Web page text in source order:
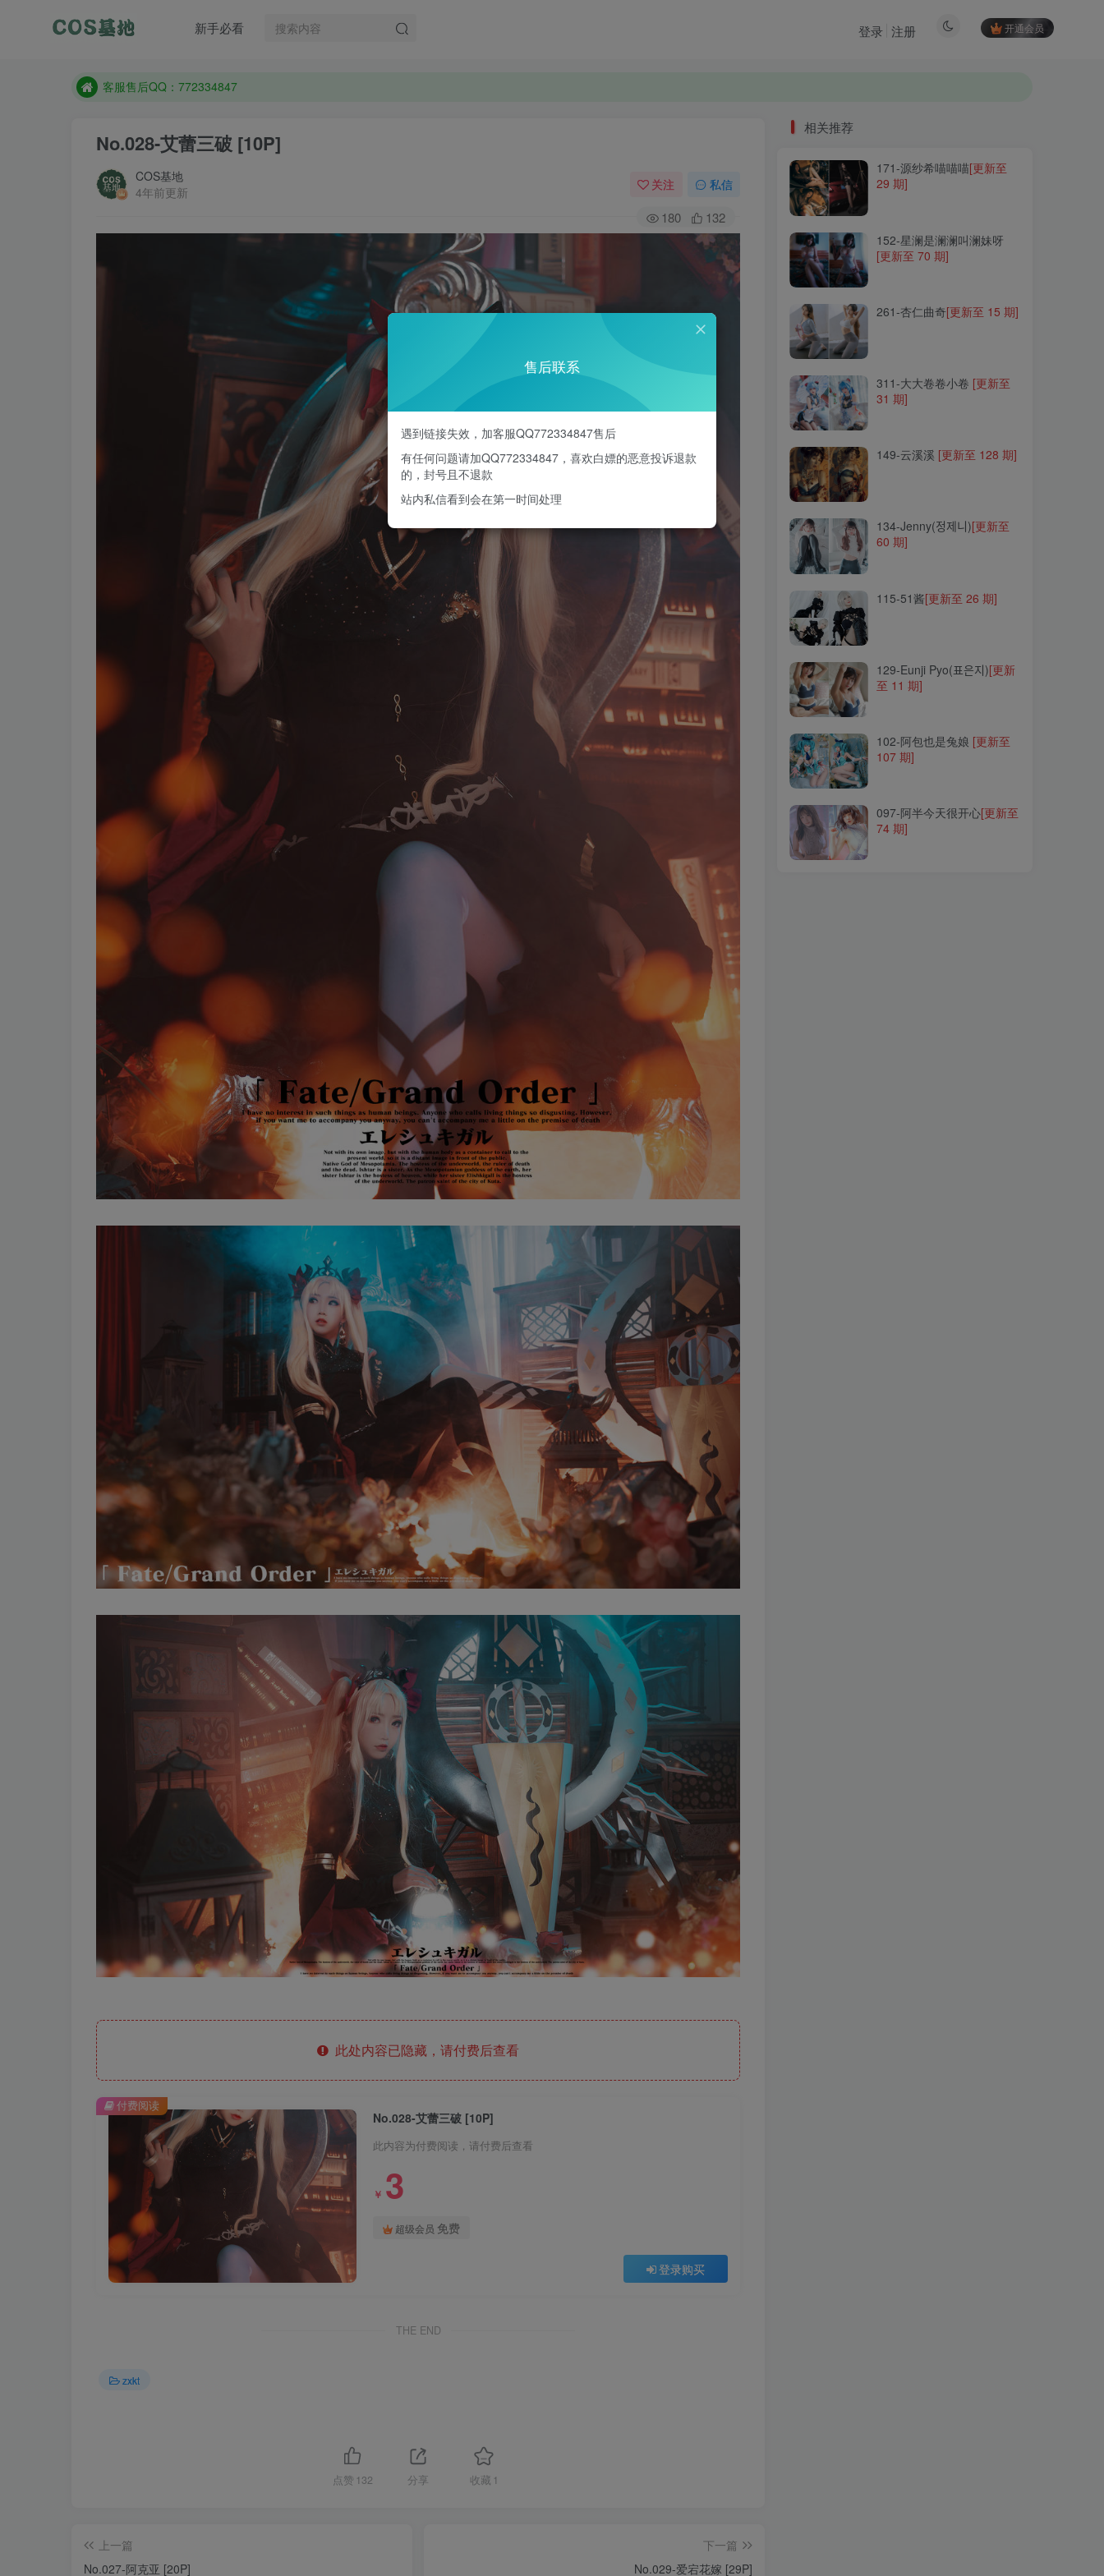
新手必看 开通会员
登录 注册
防失联：百度搜索《一七天佳》，实时查看最新站点。
遇到任何问题加客服QQ：772334847
No.028-艾蕾三破 [10P]
COS基地
4年前更新
关注 私信
180 132
此处内容已隐藏，请付费后查看
No.028-艾蕾三破 [10P]
此内容为付费阅读，请付费后查看
￥ 3
超级会员 免费
登录购买
付费阅读
THE END
zxkt
点赞 132 分享 收藏 1
上一篇
No.027-阿克亚 [20P]
下一篇
No.029-爱宕花嫁 [29P]
261-杏仁曲奇[更新至 15 期]
149-云溪溪
102-阿包也是兔娘
097-阿半今天很开心
相关推荐
171-源纱希喵喵喵[更新至
29 期]
152-星澜是澜澜叫澜妹呀
[更新至 70 期]
261-杏仁曲奇[更新至 15 期]
311-大大卷卷小卷 [更新至
31 期]
149-云溪溪 [更新至 128 期]
134-Jenny(정제니)[更新至
60 期]
115-51酱[更新至 26 期]
129-Eunji Pyo(표은지)[更新
至 11 期]
102-阿包也是兔娘 [更新至
107 期]
097-阿半今天很开心[更新至
74 期]
售后联系
遇到链接失效，加客服QQ772334847售后
有任何问题请加QQ772334847，喜欢白嫖的恶意投诉退款
的，封号且不退款
站内私信看到会在第一时间处理